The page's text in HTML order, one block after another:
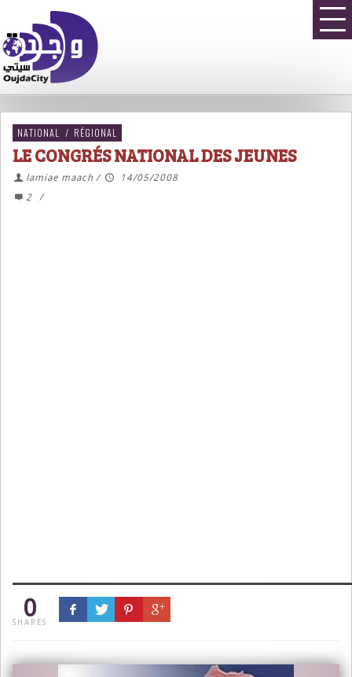
NATIONAL / RÉGIONAL
LE CONGRÉS NATIONAL DES JEUNES
lamiae maach /
14/05/2008
2
/
0
SHARES